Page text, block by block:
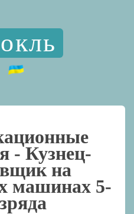
-Кузнец-
на
машинах 5-